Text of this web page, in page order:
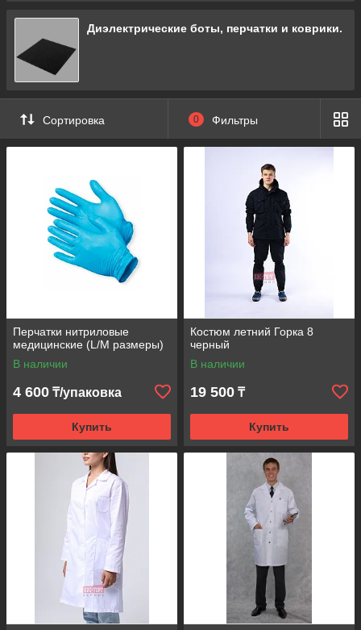
Диэлектрические боты, перчатки и коврики.
Сортировка 0 Фильтры
Перчатки нитриловые
медицинские (L/M размеры)
В наличии
4 600 ₸/упаковка
Купить
Костюм летний Горка 8
черный
В наличии
19 500 ₸
Купить